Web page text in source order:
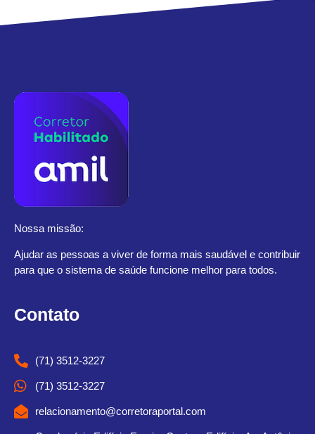
Nossa missão:
Ajudar as pessoas a viver de forma mais saudável e contribuir
para que o sistema de saúde funcione melhor para todos.
Contato
(71) 3512-3227
(71) 3512-3227
relacionamento@corretoraportal.com